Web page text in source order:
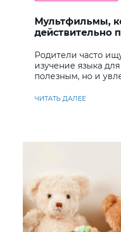
Мультфильмы,
действительно
Родители часто
изучение языка
полезным, но и
ЧИТАТЬ ДАЛЕЕ